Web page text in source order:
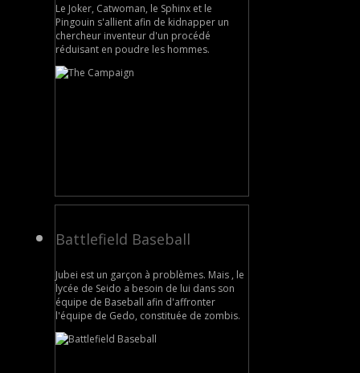
Le Joker, Catwoman, le Sphinx et le
Pingouin s'allient afin de kidnapper un
chercheur inventeur d'un procédé
réduisant en poudre les hommes.
Battlefield Baseball
Jubei est un garçon à problèmes. Mais , le
lycée de Seido a besoin de lui dans son
équipe de Baseball afin d'affronter
l'équipe de Gedo, constituée de zombis.